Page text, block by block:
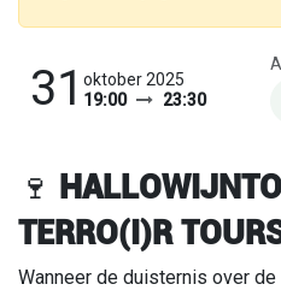
31 oktober 2025
19:00
23:30
🍷
TERRO(I)R
Wanneer de duisternis over